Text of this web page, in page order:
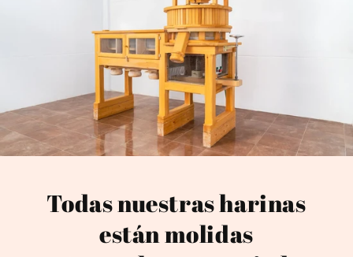
ó
n
Todas nuestras harinas
están molidas